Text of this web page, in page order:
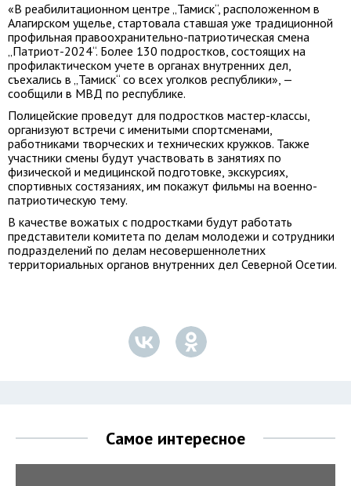
«В реабилитационном центре „Тамиск“, расположенном в
Алагирском ущелье, стартовала ставшая уже традиционной
профильная правоохранительно-патриотическая смена
„Патриот-2024“. Более 130 подростков, состоящих на
профилактическом учете в органах внутренних дел,
съехались в „Тамиск“ со всех уголков республики», —
сообщили в МВД по республике.
Полицейские проведут для подростков мастер-классы,
организуют встречи с именитыми спортсменами,
работниками творческих и технических кружков. Также
участники смены будут участвовать в занятиях по
физической и медицинской подготовке, экскурсиях,
спортивных состязаниях, им покажут фильмы на военно-
патриотическую тему.
В качестве вожатых с подростками будут работать
представители комитета по делам молодежи и сотрудники
подразделений по делам несовершеннолетних
территориальных органов внутренних дел Северной Осетии.
Самое интересное